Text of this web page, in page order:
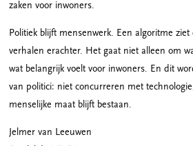
zaken voor inwoners.
Politiek blijft mensenwerk. Een algoritme
verhalen erachter. Het gaat niet alleen om
wat belangrijk voelt voor inwoners. En dit
van politici: niet concurreren met
menselijke maat blijft bestaan.
Jelmer van Leeuwen